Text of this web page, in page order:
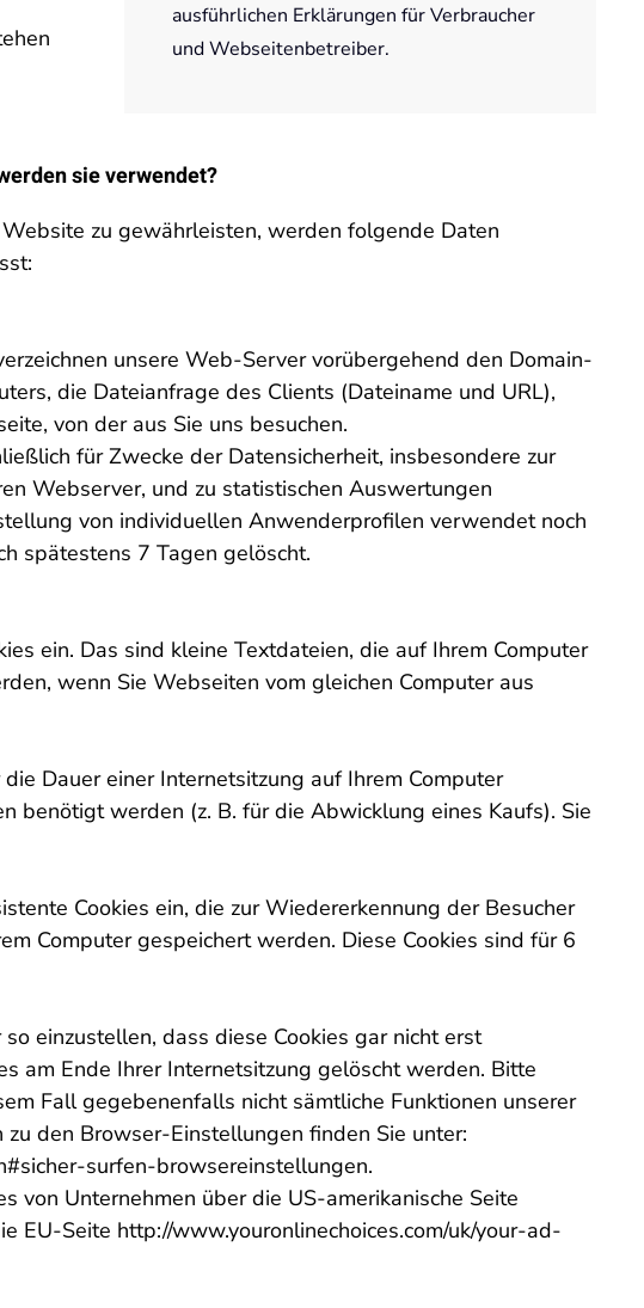
ausführlichen Erklärungen für Verbraucher
und Webseitenbetreiber.
sie verwendet?
zu gewährleisten, werden folgende Daten
unsere Web-Server vorübergehend den Domain-
die Dateianfrage des Clients (Dateiname und URL),
von der aus Sie uns besuchen.
für Zwecke der Datensicherheit, insbesondere zur
Webserver, und zu statistischen Auswertungen
von individuellen Anwenderprofilen verwendet noch
spätestens 7 Tagen gelöscht.
ein. Das sind kleine Textdateien, die auf Ihrem Computer
wenn Sie Webseiten vom gleichen Computer aus
Dauer einer Internetsitzung auf Ihrem Computer
benötigt werden (z. B. für die Abwicklung eines Kaufs). Sie
Cookies ein, die zur Wiedererkennung der Besucher
Computer gespeichert werden. Diese Cookies sind für 6
einzustellen, dass diese Cookies gar nicht erst
am Ende Ihrer Internetsitzung gelöscht werden. Bitte
Fall gegebenenfalls nicht sämtliche Funktionen unserer
den Browser-Einstellungen finden Sie unter:
surfen-browsereinstellungen.
von Unternehmen über die US-amerikanische Seite
EU-Seite http://www.youronlinechoices.com/uk/your-ad-